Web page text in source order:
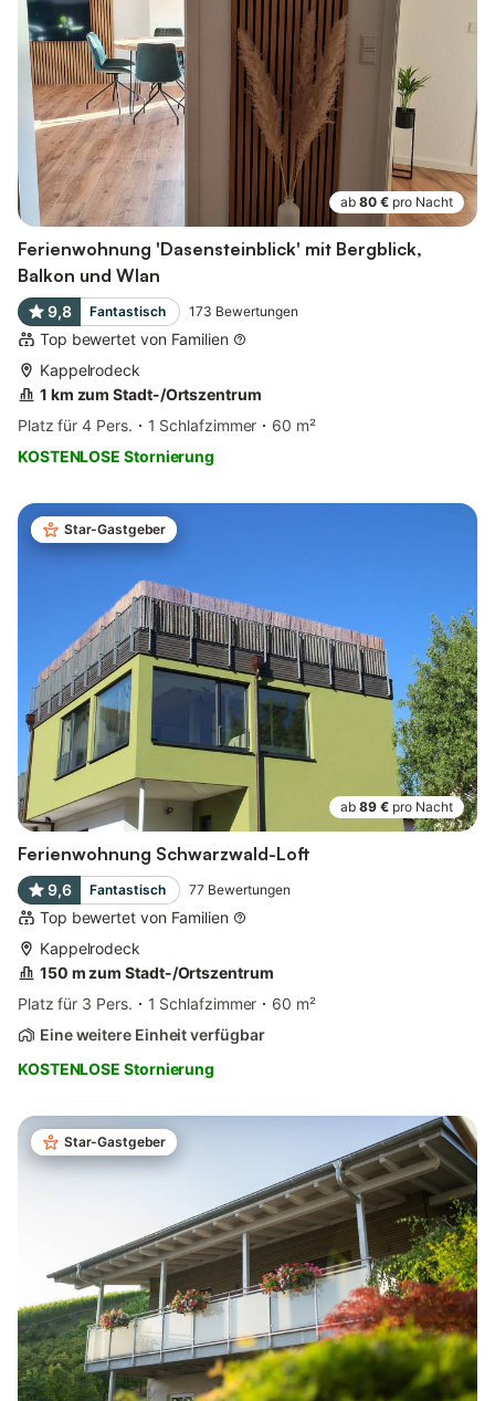
ab 80 € pro Nacht
Ferienwohnung 'Dasensteinblick' mit Bergblick,
Balkon und Wlan
9,8 Fantastisch 173 Bewertungen
Top bewertet von Familien
Kappelrodeck
1 km zum Stadt-/Ortszentrum
Platz für 4 Pers.
1 Schlafzimmer
60 m²
KOSTENLOSE Stornierung
Star-Gastgeber
ab 89 € pro Nacht
Ferienwohnung Schwarzwald-Loft
9,6 Fantastisch 77 Bewertungen
Top bewertet von Familien
Kappelrodeck
150 m zum Stadt-/Ortszentrum
Platz für 3 Pers.
1 Schlafzimmer
60 m²
Eine weitere Einheit verfügbar
KOSTENLOSE Stornierung
Star-Gastgeber